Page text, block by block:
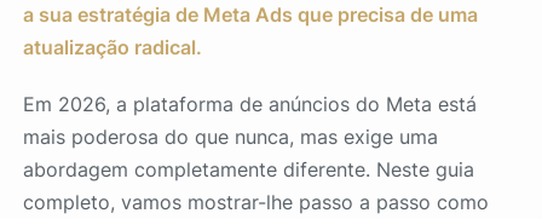
a sua estratégia de Meta Ads que precisa de uma
atualização radical.
Em 2026, a plataforma de anúncios do Meta está
mais poderosa do que nunca, mas exige uma
abordagem completamente diferente. Neste guia
completo, vamos mostrar-lhe passo a passo como